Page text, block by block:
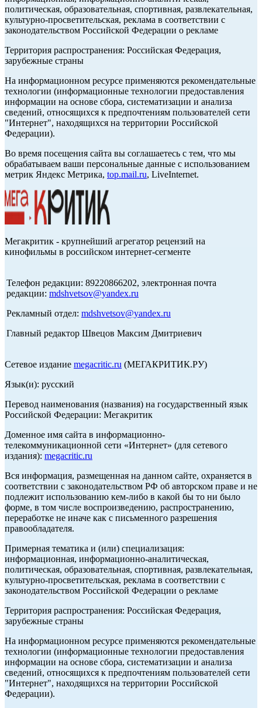
политическая, образовательная, спортивная, развлекательная,
культурно-просветительская, реклама в соответствии с
законодательством Российской Федерации о рекламе
Территория распространения: Российская Федерация,
зарубежные страны
На информационном ресурсе применяются рекомендательные
технологии (информационные технологии предоставления
информации на основе сбора, систематизации и анализа
сведений, относящихся к предпочтениям пользователей сети
"Интернет", находящихся на территории Российской
Федерации).
Во время посещения сайта вы соглашаетесь с тем, что мы
обрабатываем ваши персональные данные с использованием
метрик Яндекс Метрика, top.mail.ru, LiveInternet.
Мегакритик - крупнейший агрегатор рецензий на
кинофильмы в российском интернет-сегменте
Телефон редакции: 89220866202, электронная почта
редакции: mdshvetsov@yandex.ru
Рекламный отдел: mdshvetsov@yandex.ru
Главный редактор Швецов Максим Дмитриевич
Сетевое издание megacritic.ru (МЕГАКРИТИК.РУ)
Язык(и): русский
Перевод наименования (названия) на государственный язык
Российской Федерации: Мегакритик
Доменное имя сайта в информационно-
телекоммуникационной сети «Интернет» (для сетевого
издания): megacritic.ru
Вся информация, размещенная на данном сайте, охраняется в
соответствии с законодательством РФ об авторском праве и не
подлежит использованию кем-либо в какой бы то ни было
форме, в том числе воспроизведению, распространению,
переработке не иначе как с письменного разрешения
правообладателя.
Примерная тематика и (или) специализация:
информационная, информационно-аналитическая,
политическая, образовательная, спортивная, развлекательная,
культурно-просветительская, реклама в соответствии с
законодательством Российской Федерации о рекламе
Территория распространения: Российская Федерация,
зарубежные страны
На информационном ресурсе применяются рекомендательные
технологии (информационные технологии предоставления
информации на основе сбора, систематизации и анализа
сведений, относящихся к предпочтениям пользователей сети
"Интернет", находящихся на территории Российской
Федерации).